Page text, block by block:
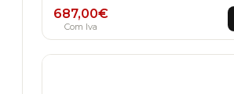
687,00€
Com Iva